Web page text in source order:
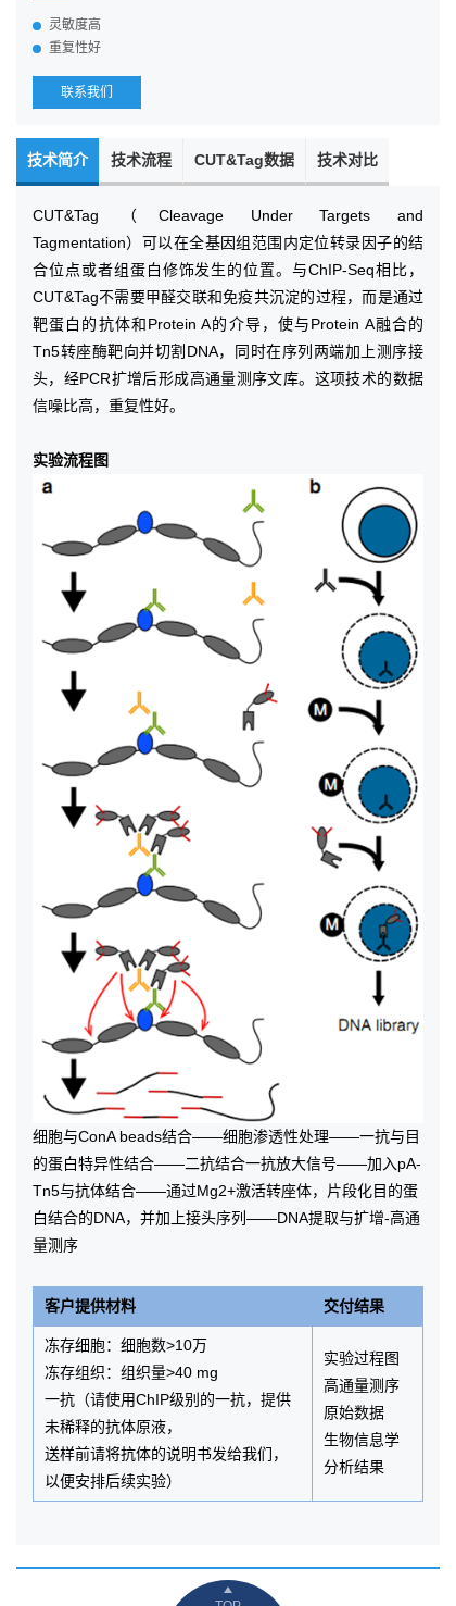
灵敏度高
重复性好
联系我们
技术简介 技术流程 CUT&Tag数据 技术对比
CUT&Tag（Cleavage Under Targets and
Tagmentation）可以在全基因组范围内定位转录因子的结
合位点或者组蛋白修饰发生的位置。与ChIP-Seq相比，
CUT&Tag不需要甲醛交联和免疫共沉淀的过程，而是通过
靶蛋白的抗体和Protein A的介导，使与Protein A融合的
Tn5转座酶靶向并切割DNA，同时在序列两端加上测序接
头，经PCR扩增后形成高通量测序文库。这项技术的数据
信噪比高，重复性好。
实验流程图
细胞与ConA beads结合——细胞渗透性处理——一抗与目
的蛋白特异性结合——二抗结合一抗放大信号——加入pA-
Tn5与抗体结合——通过Mg2+激活转座体，片段化目的蛋
白结合的DNA，并加上接头序列——DNA提取与扩增-高通
量测序
客户提供材料 交付结果
冻存细胞：细胞数>10万
冻存组织：组织量>40 mg
一抗（请使用ChIP级别的一抗，提供
未稀释的抗体原液，
送样前请将抗体的说明书发给我们，
以便安排后续实验）
实验过程图
高通量测序
原始数据
生物信息学
分析结果